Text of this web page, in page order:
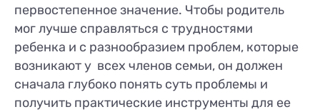
первостепенное значение. Чтобы родитель
мог лучше справляться с трудностями
ребенка и с разнообразием проблем, которые
возникают у всех членов семьи, он должен
сначала глубоко понять суть проблемы и
получить практические инструменты для ее